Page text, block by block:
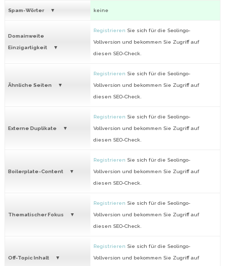
Spam-Wörter keine
Domainweite
Einzigartigkeit
Registrieren Sie sich für die Seolingo-
Vollversion und bekommen Sie Zugriff auf
diesen SEO-Check.
Ähnliche Seiten
Registrieren Sie sich für die Seolingo-
Vollversion und bekommen Sie Zugriff auf
diesen SEO-Check.
Externe Duplikate
Registrieren Sie sich für die Seolingo-
Vollversion und bekommen Sie Zugriff auf
diesen SEO-Check.
Boilerplate-Content
Registrieren Sie sich für die Seolingo-
Vollversion und bekommen Sie Zugriff auf
diesen SEO-Check.
Thematischer Fokus
Registrieren Sie sich für die Seolingo-
Vollversion und bekommen Sie Zugriff auf
diesen SEO-Check.
Off-Topic Inhalt
Registrieren Sie sich für die Seolingo-
Vollversion und bekommen Sie Zugriff auf